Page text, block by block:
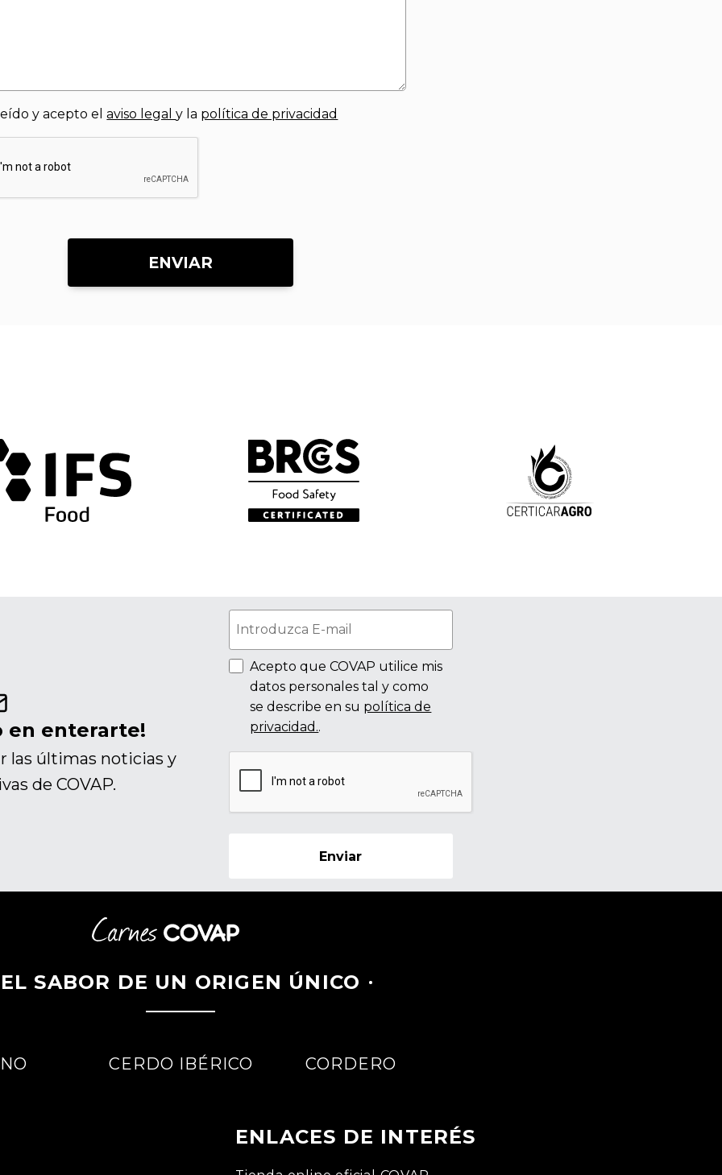
y acepto elaviso legaly la política de privacidad
ENVIAR
en enterarte!
las últimas noticias y
de COVAP.
Enviar
Acepto que COVAP utilice mis
datos personales tal y como
se describe en su política de
privacidad..
EL SABOR DE UN ORIGEN ÚNICO
CERDO IBÉRICO CORDERO
ENLACES DE INTERÉS